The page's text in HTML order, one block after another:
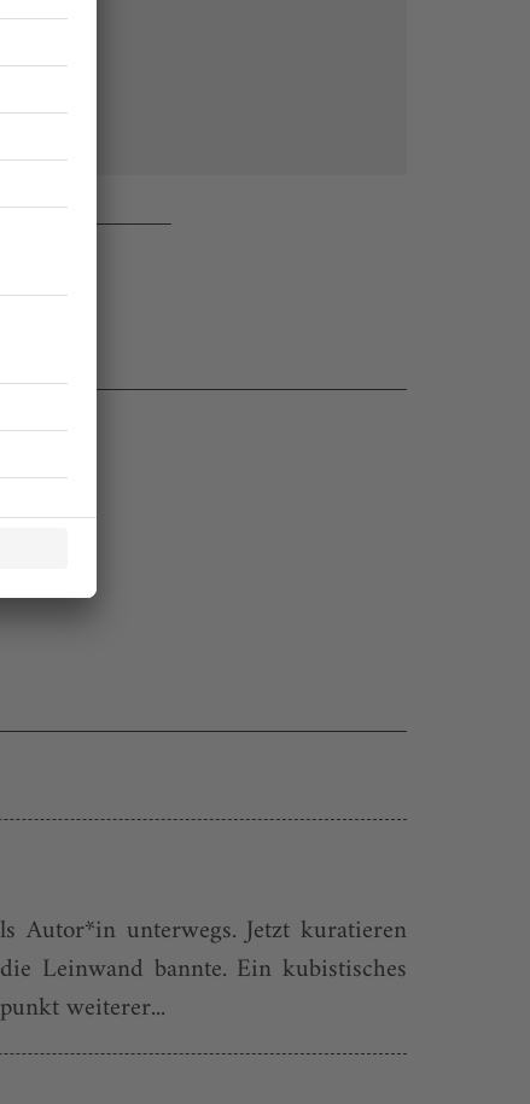
Autor*in unterwegs. Jetzt kuratieren
Leinwand bannte. Ein kubistisches
weiterer...